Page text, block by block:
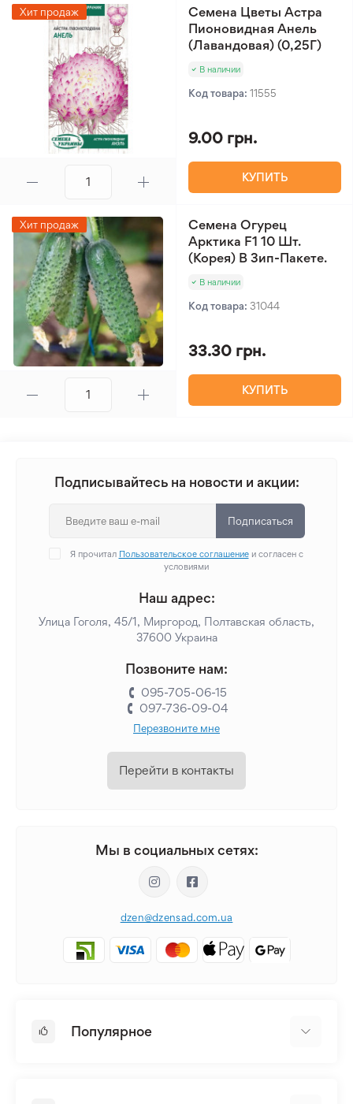
Хит продаж
Семена Цветы Астра
Пионовидная Анель
(Лавандовая) (0,25Г)
В наличии
Код товара: 11555
9.00 грн.
КУПИТЬ
Хит продаж
Семена Огурец
Арктика F1 10 Шт.
(Корея) В Зип-Пакете.
В наличии
Код товара: 31044
33.30 грн.
КУПИТЬ
Подписывайтесь на новости и акции:
Подписаться
Я прочитал Пользовательское соглашениеи согласен с
условиями
Наш адрес:
Улица Гоголя, 45/1, Миргород, Полтавская область,
37600 Украина
Позвоните нам:
095-705-06-15
097-736-09-04
Перезвоните мне
Перейти в контакты
Мы в социальных сетях:
dzen@dzensad.com.ua
Популярное